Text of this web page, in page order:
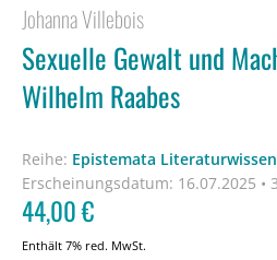
Johanna Villebois
Sexuelle Gewalt und
Wilhelm Raabes
Reihe: Epistemata
Erscheinungsdatum: 16.07.2025 •
44,00€
Enthält 7% red. MwSt.